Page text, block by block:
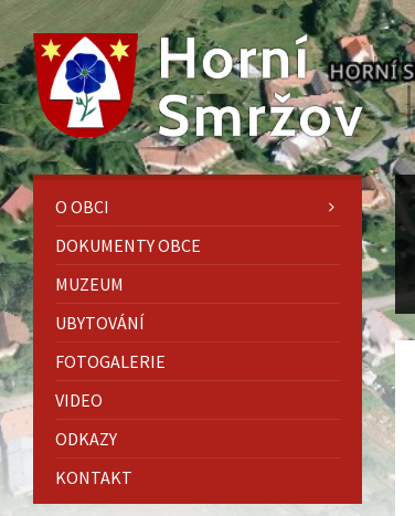
Skip
content
Skip
left
sidebar
Skip
footer
O OBCI
DOKUMENTY OBCE
MUZEUM
UBYTOVÁNÍ
FOTOGALERIE
VIDEO
ODKAZY
KONTAKT